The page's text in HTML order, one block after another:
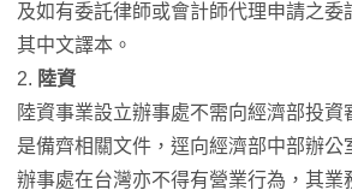
及如有委託律師或會計師代理申請之委
其中文譯本。
2. 陸資
陸資事業設立辦事處不需向經濟部投資
是備齊相關文件，逕向經濟部中部辦公
辦事處在台灣亦不得有營業行為，其業